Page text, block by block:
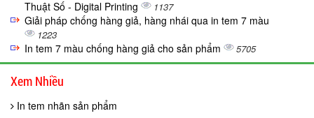
Thuật Số - Digital Printing
1137
Giải pháp chống hàng giả, hàng nhái qua in tem 7 màu
1223
In tem 7 màu chống hàng giả cho sản phẩm 5705
Xem Nhiều
In tem nhãn sản phẩm